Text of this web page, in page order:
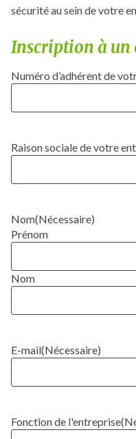
sécurité au sein de votre
Inscription à un
Numéro d’adhérent de
Raison sociale de votre
Nom(Nécessaire)
Prénom
Nom
E-mail(Nécessaire)
Fonction de l'entreprise